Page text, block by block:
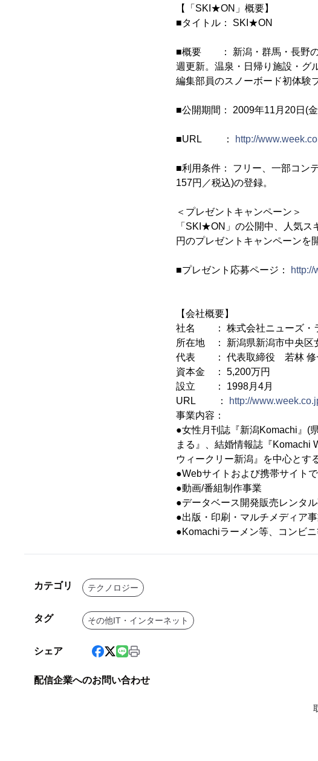
【「SKI★ON」概要】
■タイトル： SKI★ON
■概要 ： 新潟・群馬・長野の
週更新。温泉・日帰り施設・グ
編集部員のスノーボード初体験
■公開期間： 2009年11月20日(
■URL ： http://
■利用条件： フリー、一部コン
157円／税込)の登録。
＜プレゼントキャンペーン＞
「SKI★ON」の公開中、人気ス
円のプレゼントキャンペーンを
■プレゼント応募ページ： http://
【会社概要】
社名 ： 株式会社ニューズ・
所在地 ： 新潟県新潟市中央区
代表 ： 代表取締役 若林 修
資本金 ： 5,200万円
設立 ： 1998月4月
URL ：
http://
事業内容：
●女性月刊誌『新潟Komachi』(
まる』、結婚情報誌『Komachi
ウィークリー新潟』を中心とす
●Webサイトおよび携帯サイト
●動画/番組制作事業
●データベース開発販売レンタ
●出版・印刷・マルチメディア
●Komachiラーメン等、コンビ
カテゴリ テクノロジー
タグ その他IT・インターネット
シェア
配信企業へのお問い合わせ